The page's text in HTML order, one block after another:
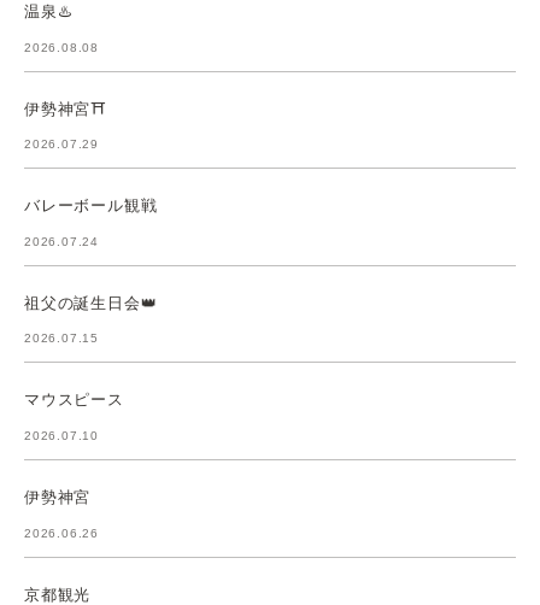
温泉♨️
2026.08.08
伊勢神宮⛩️
2026.07.29
バレーボール観戦
2026.07.24
祖父の誕生日会👑
2026.07.15
マウスピース
2026.07.10
伊勢神宮
2026.06.26
京都観光